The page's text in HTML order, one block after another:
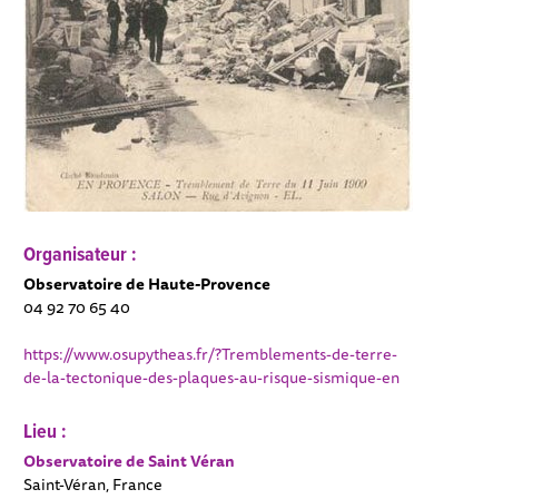
Organisateur :
Observatoire de Haute-Provence
04 92 70 65 40
https://www.osupytheas.fr/?Tremblements-de-terre-
de-la-tectonique-des-plaques-au-risque-sismique-en
Lieu :
Observatoire de Saint Véran
Saint-Véran, France